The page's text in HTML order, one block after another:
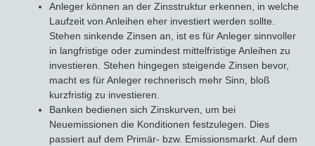
Anleger können an der Zinsstruktur erkennen, in welche
Laufzeit von Anleihen eher investiert werden sollte.
Stehen sinkende Zinsen an, ist es für Anleger sinnvoller
in langfristige oder zumindest mittelfristige Anleihen zu
investieren. Stehen hingegen steigende Zinsen bevor,
macht es für Anleger rechnerisch mehr Sinn, bloß
kurzfristig zu investieren.
Banken bedienen sich Zinskurven, um bei
Neuemissionen die Konditionen festzulegen. Dies
passiert auf dem Primär- bzw. Emissionsmarkt. Auf dem